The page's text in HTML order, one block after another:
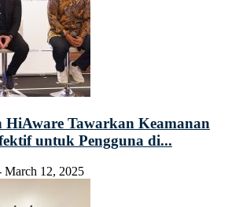
Tawarkan Keamanan
untuk Pengguna di...
March 12, 2025